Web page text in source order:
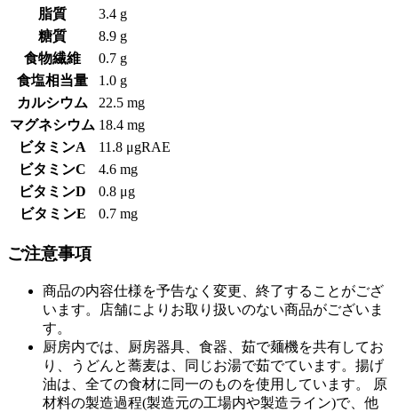
脂質
3.4 g
糖質
8.9 g
食物繊維
0.7 g
食塩相当量
1.0 g
カルシウム
22.5 mg
マグネシウム 18.4 mg
ビタミンA
11.8 μgRAE
ビタミンC
4.6 mg
ビタミンD
0.8 μg
ビタミンE
0.7 mg
ご注意事項
商品の内容仕様を予告なく変更、終了することがござ
います。店舗によりお取り扱いのない商品がございま
す。
厨房内では、厨房器具、食器、茹で麺機を共有してお
り、うどんと蕎麦は、同じお湯で茹でています。揚げ
油は、全ての食材に同一のものを使用しています。 原
材料の製造過程(製造元の工場内や製造ライン)で、他